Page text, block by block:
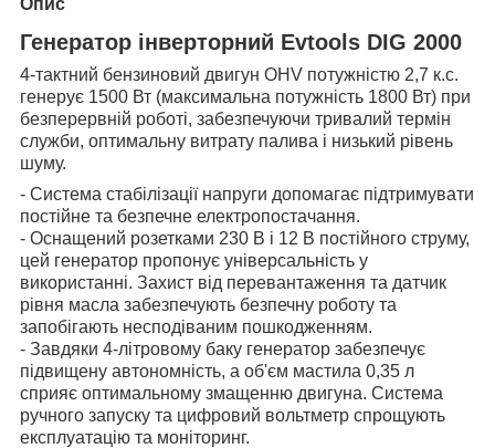
Генератор інверторний Evtools DIG 2000
4-тактний бензиновий двигун OHV потужністю 2,7 к.с.
генерує 1500 Вт (максимальна потужність 1800 Вт) при
безперервній роботі, забезпечуючи тривалий термін
служби, оптимальну витрату палива і низький рівень
шуму.
- Система стабілізації напруги допомагає підтримувати
постійне та безпечне електропостачання.
- Оснащений розетками 230 В і 12 В постійного струму,
цей генератор пропонує універсальність у
використанні. Захист від перевантаження та датчик
рівня масла забезпечують безпечну роботу та
запобігають несподіваним пошкодженням.
- Завдяки 4-літровому баку генератор забезпечує
підвищену автономність, а об'єм мастила 0,35 л
сприяє оптимальному змащенню двигуна. Система
ручного запуску та цифровий вольтметр спрощують
експлуатацію та моніторинг.